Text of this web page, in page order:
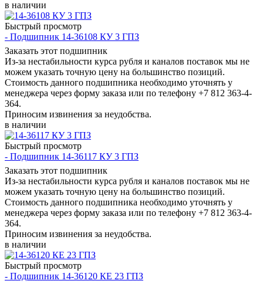
в наличии
Быстрый просмотр
- Подшипник 14-36108 КУ 3 ГПЗ
Заказать этот подшипник
Из-за нестабильности курса рубля и каналов поставок мы не
можем указать точную цену на большинство позиций.
Стоимость данного подшипника необходимо уточнять у
менеджера через форму заказа или по телефону +7 812 363-4-
364.
Приносим извинения за неудобства.
в наличии
Быстрый просмотр
- Подшипник 14-36117 КУ 3 ГПЗ
Заказать этот подшипник
Из-за нестабильности курса рубля и каналов поставок мы не
можем указать точную цену на большинство позиций.
Стоимость данного подшипника необходимо уточнять у
менеджера через форму заказа или по телефону +7 812 363-4-
364.
Приносим извинения за неудобства.
в наличии
Быстрый просмотр
- Подшипник 14-36120 КЕ 23 ГПЗ